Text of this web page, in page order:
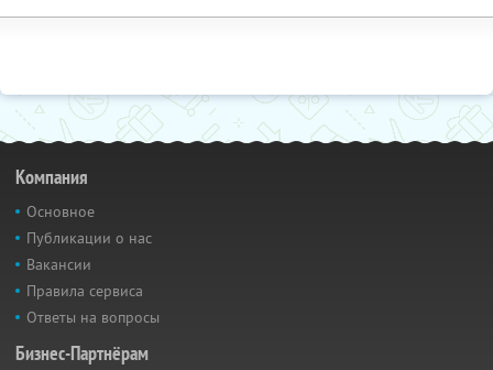
Компания
Основное
Публикации о нас
Вакансии
Правила сервиса
Ответы на вопросы
Бизнес-Партнёрам